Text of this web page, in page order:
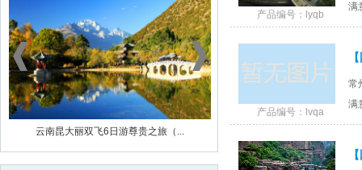
云南昆大丽双飞6日游尊贵之旅（...
产品编号：lyqb
满
产品编号：lvqa
常
满